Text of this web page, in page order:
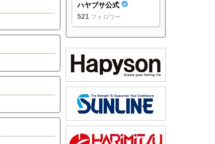
ハヤブサ公式
521 フォロワー